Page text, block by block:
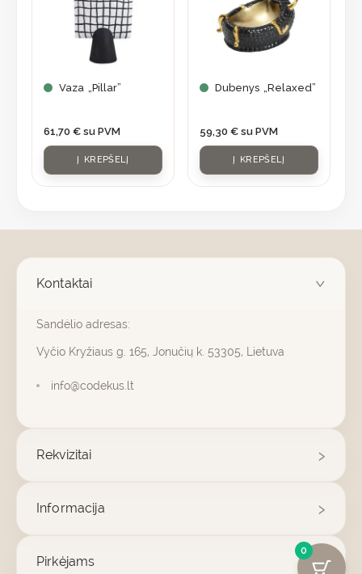
Vaza „Pillar”
61,70 € su PVM
Į KREPŠELĮ
Dubenys „Relaxed”
59,30 € su PVM
Į KREPŠELĮ
Kontaktai
Sandėlio adresas:
Vyčio Kryžiaus g. 165, Jonučių k. 53305, Lietuva
info@codekus.lt
Rekvizitai
Informacija
Pirkėjams
0